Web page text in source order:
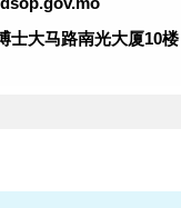
士大马路南光大厦10楼